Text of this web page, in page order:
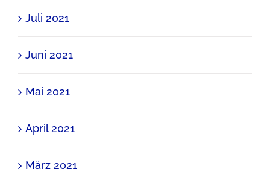
Juli 2021
Juni 2021
Mai 2021
April 2021
März 2021